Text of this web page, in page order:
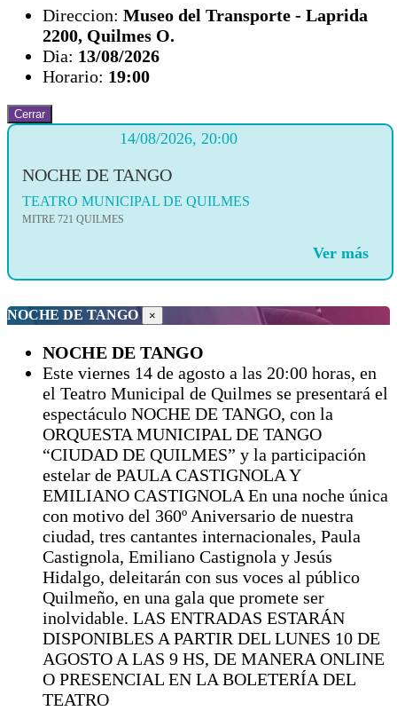
Direccion: Museo del Transporte - Laprida
2200, Quilmes O.
Dia: 13/08/2026
Horario: 19:00
Cerrar
14/08/2026, 20:00
NOCHE DE TANGO
TEATRO MUNICIPAL DE QUILMES
MITRE 721 QUILMES
Ver más
NOCHE DE TANGO ×
NOCHE DE TANGO
Este viernes 14 de agosto a las 20:00 horas, en
el Teatro Municipal de Quilmes se presentará el
espectáculo NOCHE DE TANGO, con la
ORQUESTA MUNICIPAL DE TANGO
“CIUDAD DE QUILMES” y la participación
estelar de PAULA CASTIGNOLA Y
EMILIANO CASTIGNOLA En una noche única
con motivo del 360º Aniversario de nuestra
ciudad, tres cantantes internacionales, Paula
Castignola, Emiliano Castignola y Jesús
Hidalgo, deleitarán con sus voces al público
Quilmeño, en una gala que promete ser
inolvidable. LAS ENTRADAS ESTARÁN
DISPONIBLES A PARTIR DEL LUNES 10 DE
AGOSTO A LAS 9 HS, DE MANERA ONLINE
O PRESENCIAL EN LA BOLETERÍA DEL
TEATRO